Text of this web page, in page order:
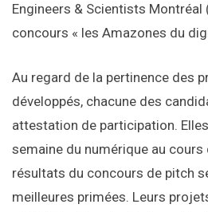
Engineers & Scientists Montréal
concours « les Amazones du
Au regard de la pertinence des
développés, chacune des
attestation de participation.
semaine du numérique au cours
résultats du concours de pitch
meilleures primées. Leurs